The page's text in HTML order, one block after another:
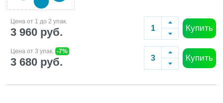
Цена от 1 до 2 упак.
3 960 руб. Купить
Цена от 3 упак. -7%
3 680 руб. Купить